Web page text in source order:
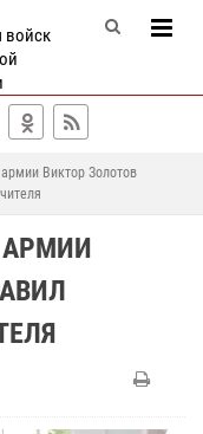
войск
Виктор Золотов
АРМИИ